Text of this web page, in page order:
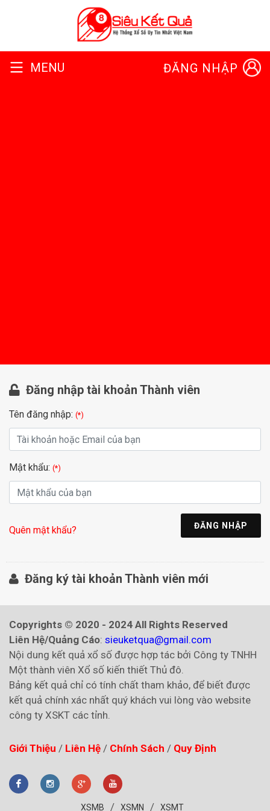
MENU ĐĂNG NHẬP
Đăng nhập tài khoản Thành viên
Tên đăng nhập: (*)
Mật khẩu: (*)
Quên mật khẩu? ĐĂNG NHẬP
Đăng ký tài khoản Thành viên mới
Copyrights © 2020 - 2024 All Rights Reserved
Liên Hệ/Quảng Cáo: sieuketqua@gmail.com
Nội dung kết quả xổ số được hợp tác bởi Công ty TNHH
Một thành viên Xổ số kiến thiết Thủ đô.
Bảng kết quả chỉ có tính chất tham khảo, để biết được
kết quả chính xác nhất quý khách vui lòng vào website
công ty XSKT các tỉnh.
Giới Thiệu / Liên Hệ / Chính Sách / Quy Định
XSMB / XSMN / XSMT